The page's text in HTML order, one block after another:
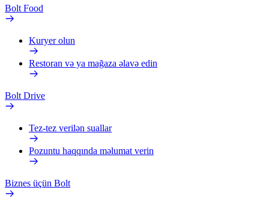
Bolt Food
Kuryer olun
Restoran və ya mağaza əlavə edin
Bolt Drive
Tez-tez verilən suallar
Pozuntu haqqında məlumat verin
Biznes üçün Bolt